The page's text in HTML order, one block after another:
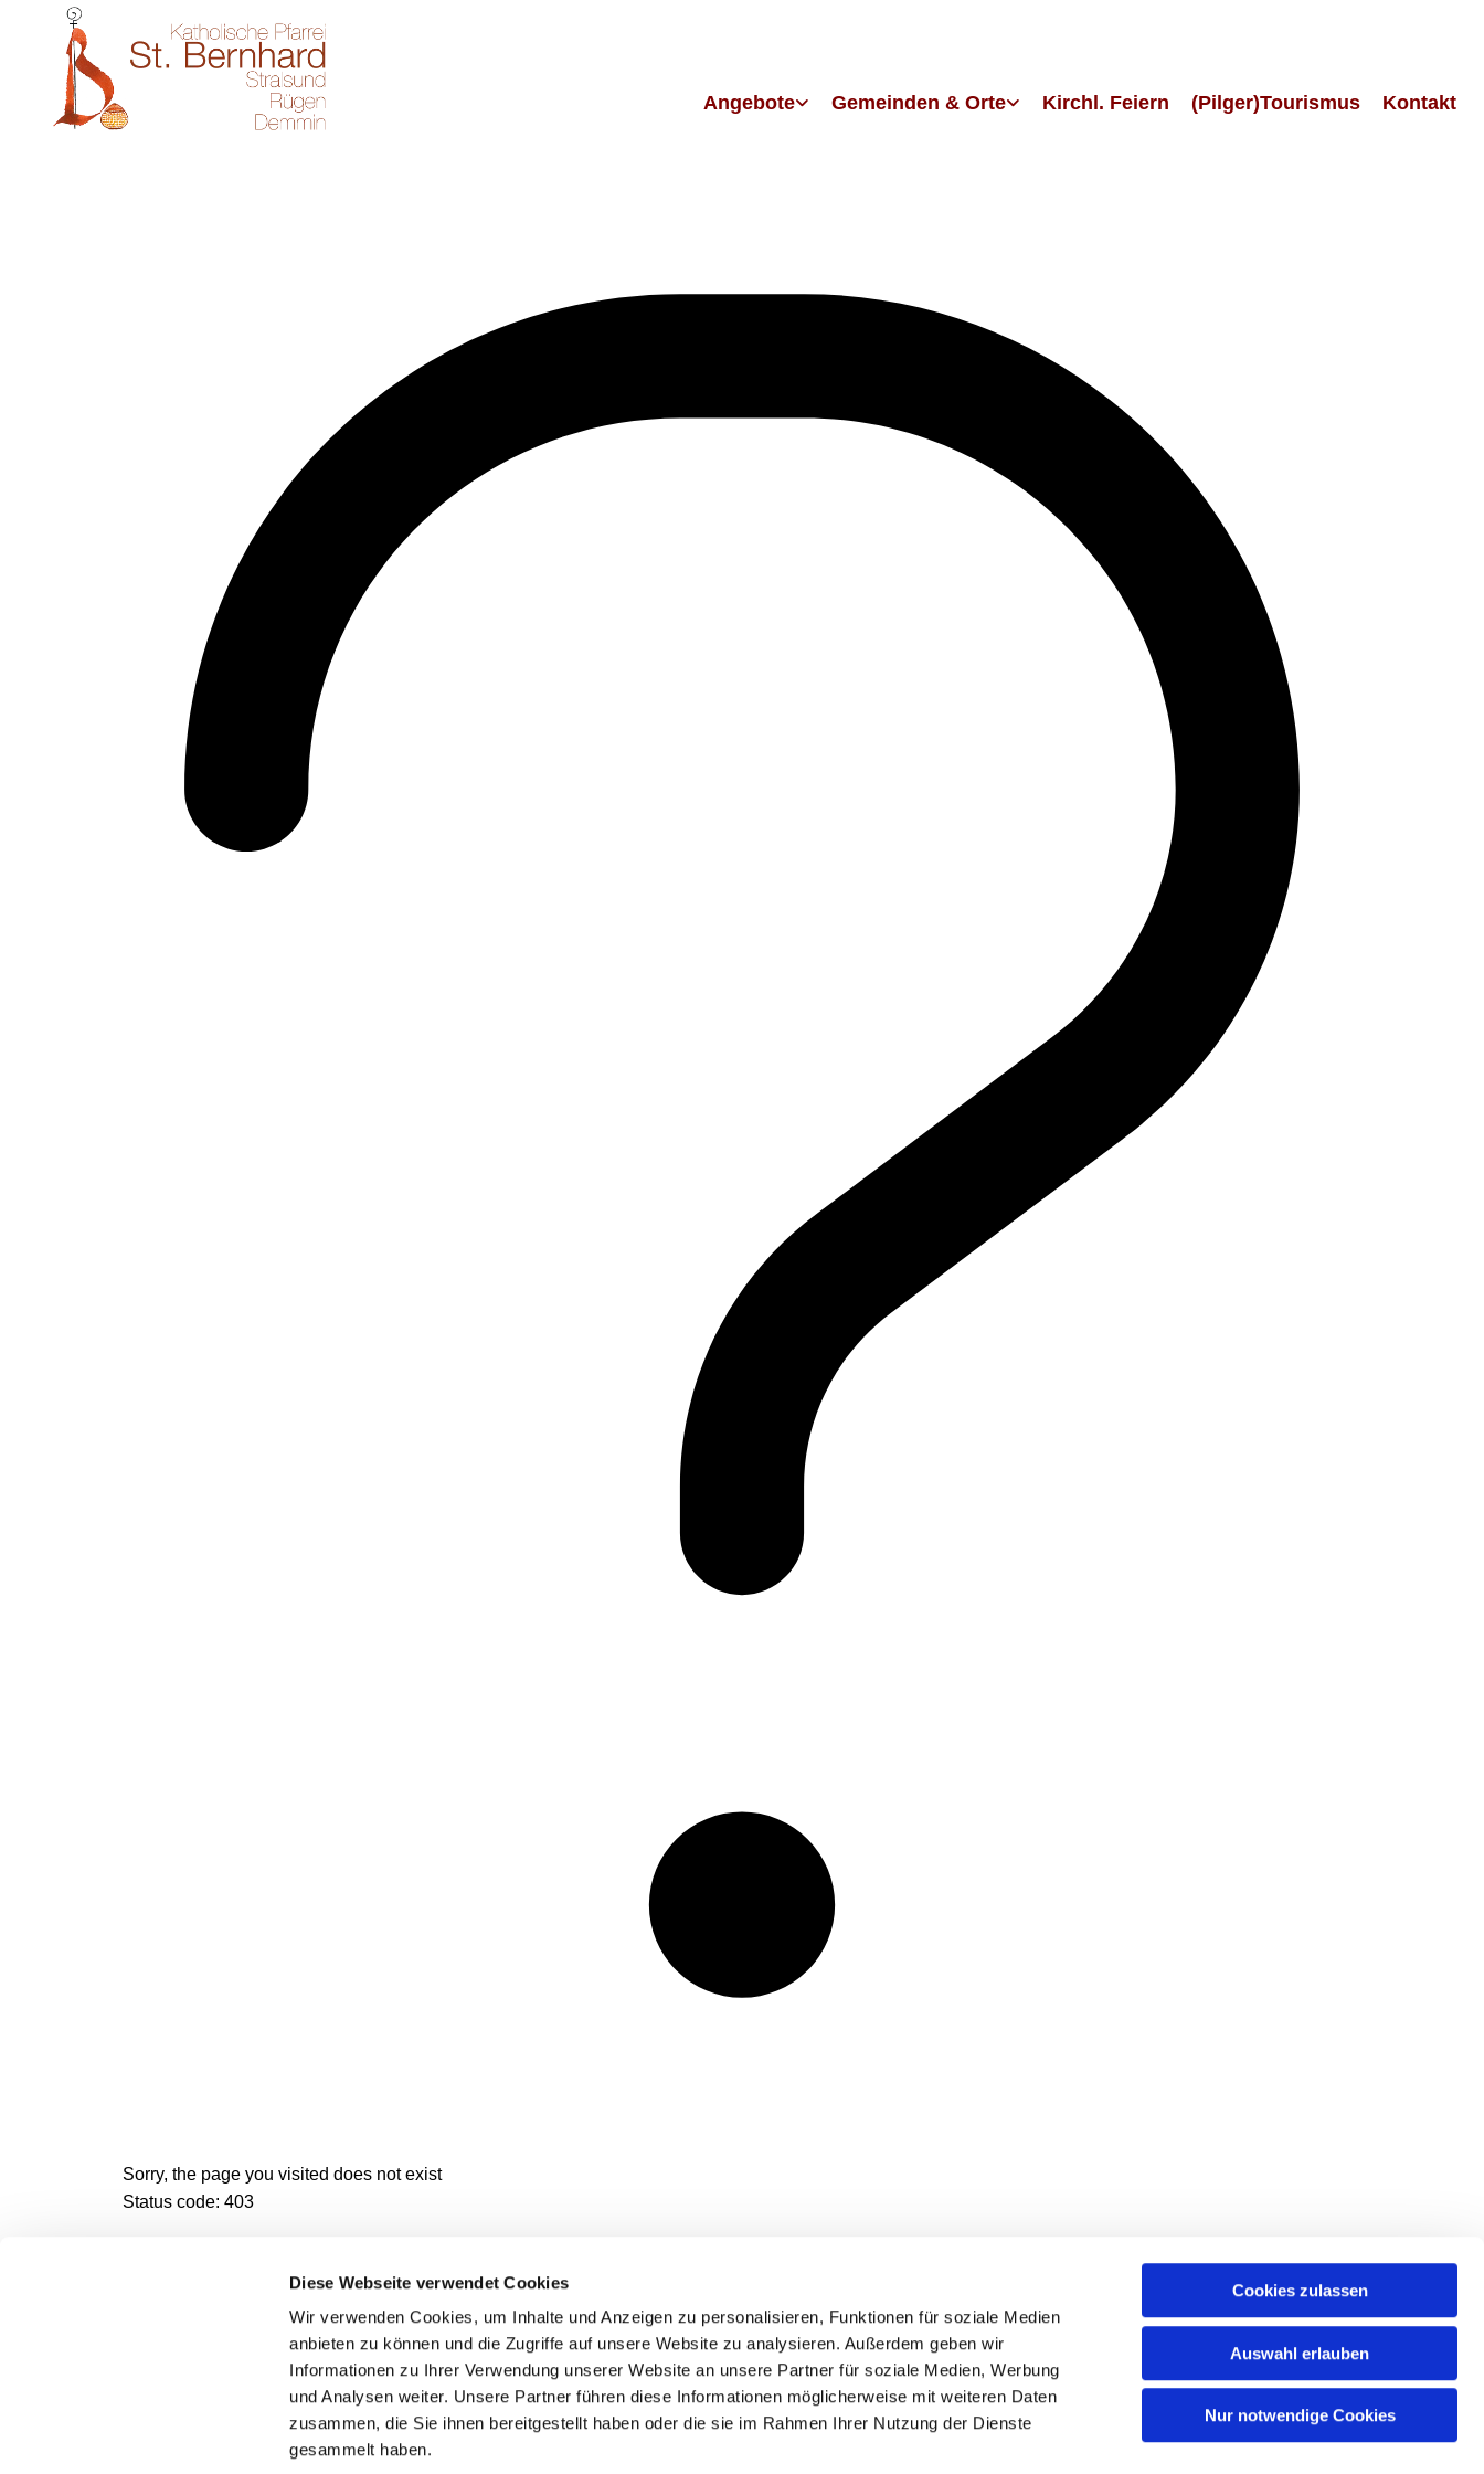
Diese Webseite verwendet Cookies
Wir verwenden Cookies, um Inhalte und Anzeigen zu personalisieren, Funktionen für soziale Medien
anbieten zu können und die Zugriffe auf unsere Website zu analysieren. Außerdem geben wir
Informationen zu Ihrer Verwendung unserer Website an unsere Partner für soziale Medien, Werbung
und Analysen weiter. Unsere Partner führen diese Informationen möglicherweise mit weiteren Daten
zusammen, die Sie ihnen bereitgestellt haben oder die sie im Rahmen Ihrer Nutzung der Dienste
gesammelt haben.
Cookies zulassen
Auswahl erlauben
Nur notwendige Cookies
Angebote Gemeinden & Orte Kirchl. Feiern (Pilger)Tourismus Kontakt
Sorry, the page you visited does not exist
Status code: 403
Katholische Kirchengemeinde Pfarrei St. Bernhard Stralsund/Rügen/Demmin • Frankenstr. 39 • 18439 Stralsund
Hinweisgebersystem